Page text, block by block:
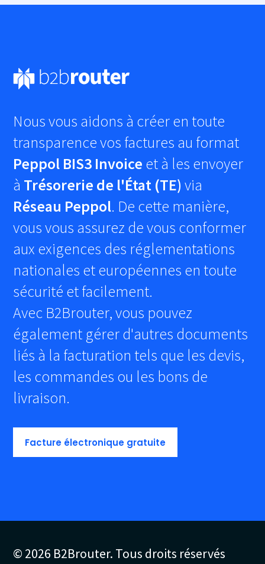
Nous vous aidons à créer en toute
transparence vos factures au format
Peppol BIS3 Invoice et à les envoyer
à Trésorerie de l'État (TE)via
Réseau Peppol. De cette manière,
vous vous assurez de vous conformer
aux exigences des réglementations
nationales et européennes en toute
sécurité et facilement.
Avec B2Brouter, vous pouvez
également gérer d'autres documents
liés à la facturation tels que les devis,
les commandes ou les bons de
livraison.
Facture électronique gratuite
© 2026 B2Brouter. Tous droits réservés